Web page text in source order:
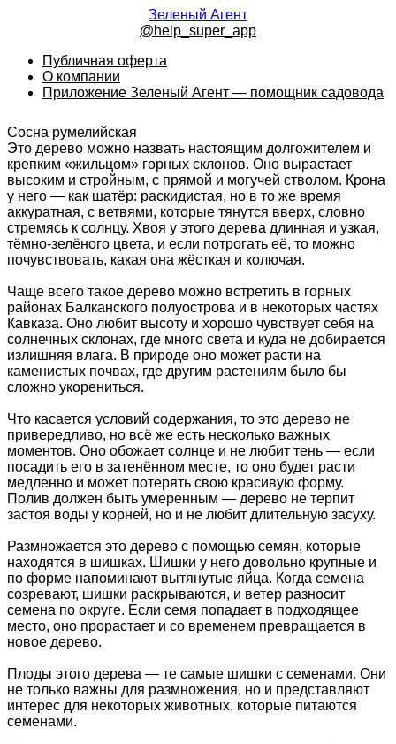
Зеленый Агент
@help_super_app
Публичная оферта
О компании
Приложение Зеленый Агент — помощник садовода
Сосна румелийская
Это дерево можно назвать настоящим долгожителем и
крепким «жильцом» горных склонов. Оно вырастает
высоким и стройным, с прямой и могучей стволом. Крона
у него — как шатёр: раскидистая, но в то же время
аккуратная, с ветвями, которые тянутся вверх, словно
стремясь к солнцу. Хвоя у этого дерева длинная и узкая,
тёмно-зелёного цвета, и если потрогать её, то можно
почувствовать, какая она жёсткая и колючая.
Чаще всего такое дерево можно встретить в горных
районах Балканского полуострова и в некоторых частях
Кавказа. Оно любит высоту и хорошо чувствует себя на
солнечных склонах, где много света и куда не добирается
излишняя влага. В природе оно может расти на
каменистых почвах, где другим растениям было бы
сложно укорениться.
Что касается условий содержания, то это дерево не
привередливо, но всё же есть несколько важных
моментов. Оно обожает солнце и не любит тень — если
посадить его в затенённом месте, то оно будет расти
медленно и может потерять свою красивую форму.
Полив должен быть умеренным — дерево не терпит
застоя воды у корней, но и не любит длительную засуху.
Размножается это дерево с помощью семян, которые
находятся в шишках. Шишки у него довольно крупные и
по форме напоминают вытянутые яйца. Когда семена
созревают, шишки раскрываются, и ветер разносит
семена по округе. Если семя попадает в подходящее
место, оно прорастает и со временем превращается в
новое дерево.
Плоды этого дерева — те самые шишки с семенами. Они
не только важны для размножения, но и представляют
интерес для некоторых животных, которые питаются
семенами.